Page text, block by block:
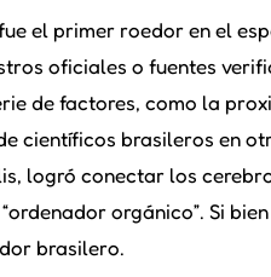
el primer roedor en el
oficiales o fuentes
de factores, como la
científicos brasileros en
logró conectar los
orgánico”. Si
brasilero.